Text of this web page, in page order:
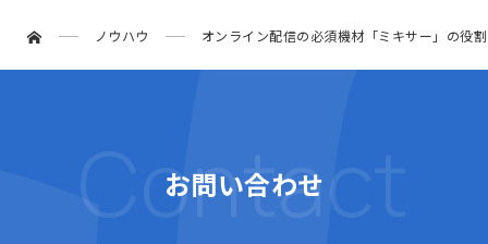
ノウハウ オンライン配信の必須機材「ミキサー」の役
お問い合わせ
Contact